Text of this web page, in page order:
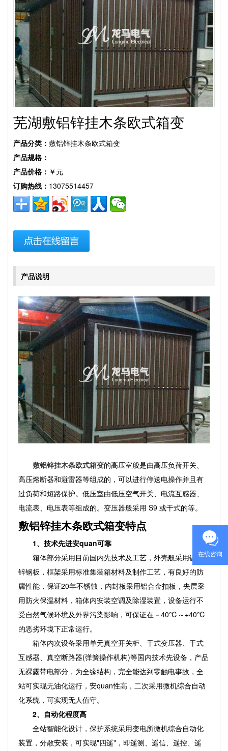
芜湖敷铝锌挂木条欧式箱变
产品分类： 敷铝锌挂木条欧式箱变
产品规格：
产品价格： ￥元
订购热线： 13075514457
产品说明
敷铝锌挂木条欧式箱变的高压室般是由高压负荷开关、
高压熔断器和避雷器等组成的，可以进行停送电操作并且有
过负荷和短路保护。低压室由低压空气开关、电流互感器、
电流表、电压表等组成的。变压器般采用 S9 或干式的等。
敷铝锌挂木条欧式箱变特点
1、技术先进安quan可靠
箱体部分采用目前国内先技术及工艺，外壳般采用镀铝
锌钢板，框架采用标准集装箱材料及制作工艺，有良好的防
腐性能，保证20年不锈蚀，内封板采用铝合金扣板，夹层采
用防火保温材料，箱体内安装空调及除湿装置，设备运行不
受自然气候环境及外界污染影响，可保证在－40℃～+40℃
的恶劣环境下正常运行。
箱体内次设备采用单元真空开关柜、干式变压器、干式
互感器、真空断路器(弹簧操作机构)等国内技术先设备，产品
无裸露带电部分，为全缘结构，完全能达到零触电事故，全
站可实现无油化运行，安quan性高，二次采用微机综合自动
化系统，可实现无人值守。
2、自动化程度高
全站智能化设计，保护系统采用变电所微机综合自动化
装置，分散安装，可实现"四遥"，即遥测、遥信、遥控、遥
在线咨询